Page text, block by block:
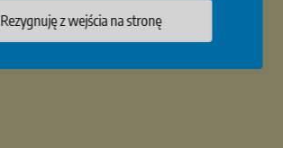
Rezygnuję z wejścia na stronę